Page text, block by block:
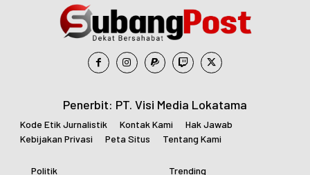
Penerbit: PT. Visi Media Lokatama
Kode Etik Jurnalistik Kontak Kami
Hak Jawab
Kebijakan Privasi
Peta Situs Tentang Kami
Politik Trending